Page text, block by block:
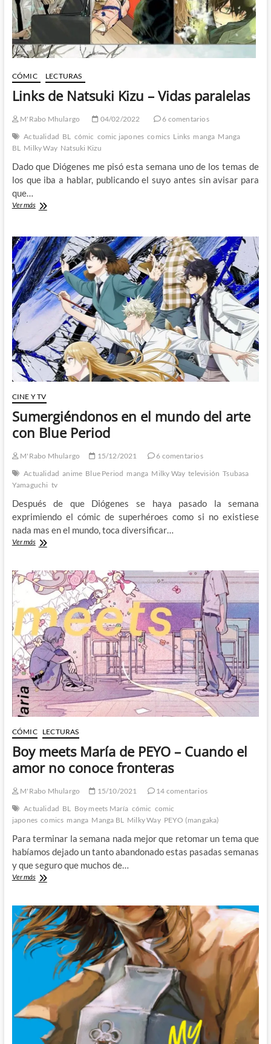
CÓMIC LECTURAS
Links de Natsuki Kizu – Vidas paralelas
M'Rabo Mhulargo 04/02/2022
6 comentarios
Actualidad BL cómic comic japones comics Links manga Manga
BL Milky Way Natsuki Kizu
Dado que Diógenes me pisó esta semana uno de los temas de
los que iba a hablar, publicando el suyo antes sin avisar para
que…
Ver másLinks
Kizu
–
Vidas
paralelas
CINE Y TV
Sumergiéndonos en el mundo del arte
con Blue Period
M'Rabo Mhulargo 15/12/2021
6 comentarios
Actualidad anime Blue Period manga Milky Way televisión Tsubasa
Yamaguchi tv
Después de que Diógenes se haya pasado la semana
exprimiendo el cómic de superhéroes como si no existiese
nada mas en el mundo, toca diversificar…
Ver másSumergiéndonos
mundo
del
arte
con
Blue
Period
CÓMIC LECTURAS
Boy meets María de PEYO – Cuando el
amor no conoce fronteras
M'Rabo Mhulargo 15/10/2021
14 comentarios
Actualidad BL Boy meets María cómic comic
japones comics manga Manga BL Milky Way PEYO (mangaka)
Para terminar la semana nada mejor que retomar un tema que
habíamos dejado un tanto abandonado estas pasadas semanas
y que seguro que muchos de…
Ver másBoy
de
PEYO
–
Cuando
el
fronteras